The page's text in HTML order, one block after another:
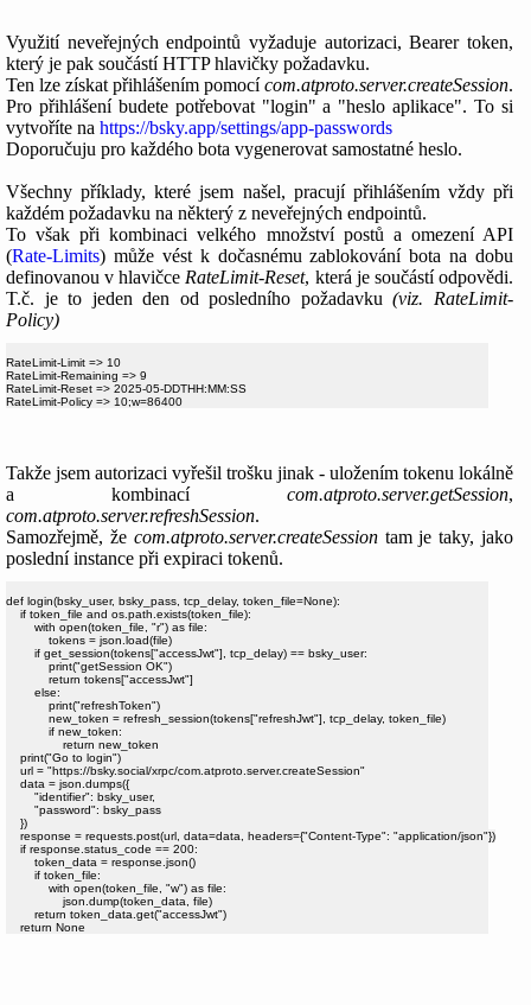
Využití neveřejných endpointů vyžaduje autorizaci, Bearer token,
který je pak součástí HTTP hlavičky požadavku.
Ten lze získat přihlášením pomocícom.atproto.server.createSession.
Pro přihlášení budete potřebovat "login" a "heslo aplikace". To si
vytvoříte na https://bsky.app/settings/app-passwords
Doporučuju pro každého bota vygenerovat samostatné heslo.
Všechny příklady, které jsem našel, pracují přihlášením vždy při
každém požadavku na některý z neveřejných endpointů.
To však při kombinaci velkého množství postů a omezení API
(Rate-Limits) může vést k dočasnému zablokování bota na dobu
definovanou v hlavičce RateLimit-Reset, která je součástí odpovědi.
T.č. je to jeden den od posledního požadavku(viz. RateLimit-
Policy)
RateLimit-Limit => 10
RateLimit-Remaining => 9
RateLimit-Reset => 2025-05-DDTHH:MM:SS
Takže jsem autorizaci vyřešil trošku jinak - uložením tokenu lokálně
a kombinací com.atproto.server.getSession,
com.atproto.server.refreshSession.
Samozřejmě, že com.atproto.server.createSessiontam je taky, jako
poslední instance při expiraci tokenů.
def login(bsky_user, bsky_pass, tcp_delay, token_file=None):
    if token_file and os.path.exists(token_file):
        with open(token_file, "r") as file:
            tokens = json.load(file)
        if get_session(tokens["accessJwt"], tcp_delay) == bsky_user:
            print("getSession OK")
            return tokens["accessJwt"]
        else:
            print("refreshToken")
            new_token = refresh_session(tokens["refreshJwt"], tcp_delay, token_file)
            if new_token:
                return new_token
    print("Go to login")
    url = "https://bsky.social/xrpc/com.atproto.server.createSession"
    data = json.dumps({
        "identifier": bsky_user,
        "password": bsky_pass
    })
    response = requests.post(url, data=data, headers={"Content-Type": "application/json"})
    if response.status_code == 200:
        token_data = response.json()
        if token_file:
            with open(token_file, "w") as file:
                json.dump(token_data, file)
        return token_data.get("accessJwt")